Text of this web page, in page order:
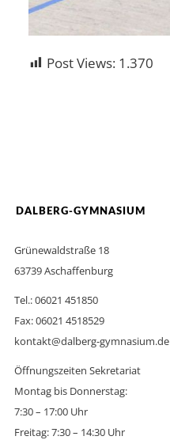
Post Views: 1.370
DALBERG-GYMNASIUM
Grünewaldstraße 18
63739 Aschaffenburg
Tel.: 06021 451850
Fax: 06021 4518529
kontakt@dalberg-gymnasium.de
Öffnungszeiten Sekretariat
Montag bis Donnerstag:
7:30 – 17:00 Uhr
Freitag: 7:30 – 14:30 Uhr